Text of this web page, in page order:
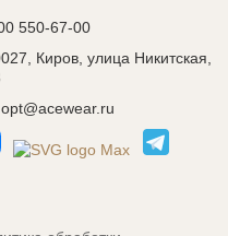
550-67-00
Киров, улица Никитская,
opt@acewear.ru